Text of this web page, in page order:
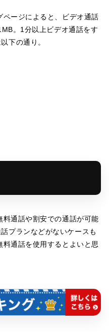
ージによると、ビデオ通話
。1分以上ビデオ通話をす
下の通り。
通話や割安での通話が可能
プランなどがないケースも
料通話を使用するとよいと思